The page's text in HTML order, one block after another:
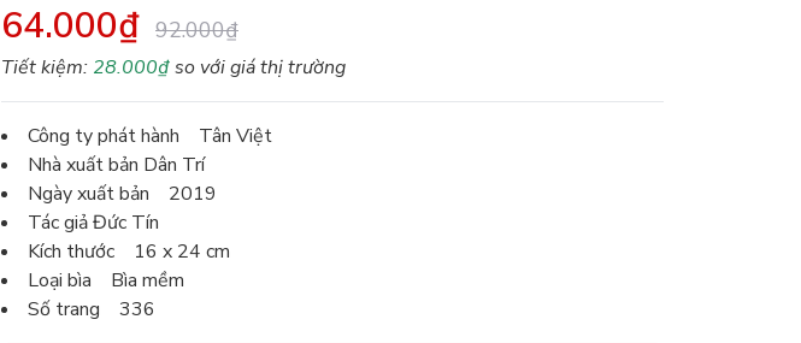
64.000₫ 92.000₫
Tiết kiệm: 28.000₫so với giá thị trường
Công ty phát hành Tân Việt
Nhà xuất bản Dân Trí
Ngày xuất bản 2019
Tác giả Đức Tín
Kích thước 16 x 24 cm
Loại bìa Bìa mềm
Số trang 336